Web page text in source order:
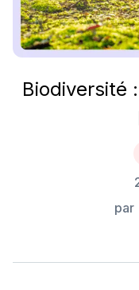
Biodiversité
par